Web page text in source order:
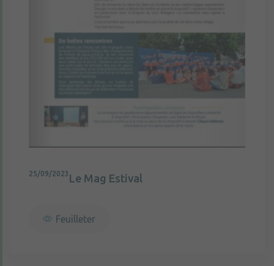
25/09/2023 Le Mag Estival
Feuilleter